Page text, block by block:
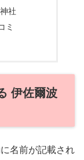
社
ミ
伊佐爾波
名前が記載され